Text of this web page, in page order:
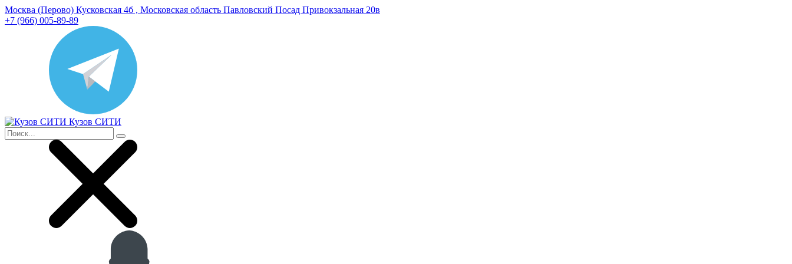
Москва (Перово) Кусковская 4б , Московская область Павловский Посад Привокзальная 20в
+7 (966) 005-89-89
Кузов СИТИ